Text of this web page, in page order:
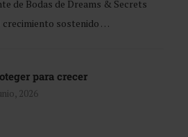
de Bodas de Dreams & Secrets
crecimiento sostenido …
para crecer
2026